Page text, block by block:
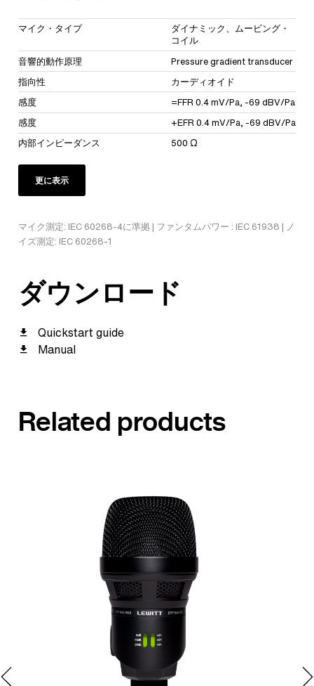
マイク・タイプ
ダイナミック、ムービング・
コイル
音響的動作原理
Pressure gradient transducer
指向性
カーディオイド
感度
=FFR 0.4 mV/Pa, -69 dBV/Pa
感度
+EFR 0.4 mV/Pa, -69 dBV/Pa
内部インピーダンス
500 Ω
更に表示
マイク測定: IEC 60268-4に準拠 | ファンタムパワー : IEC 61938 | ノ
イズ測定: IEC 60268-1
ダウンロード
Quickstart guide
Manual
Related products